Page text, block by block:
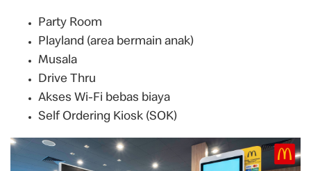
Party Room
Playland (area bermain anak)
Musala
Drive Thru
Akses Wi-Fi bebas biaya
Self Ordering Kiosk (SOK)